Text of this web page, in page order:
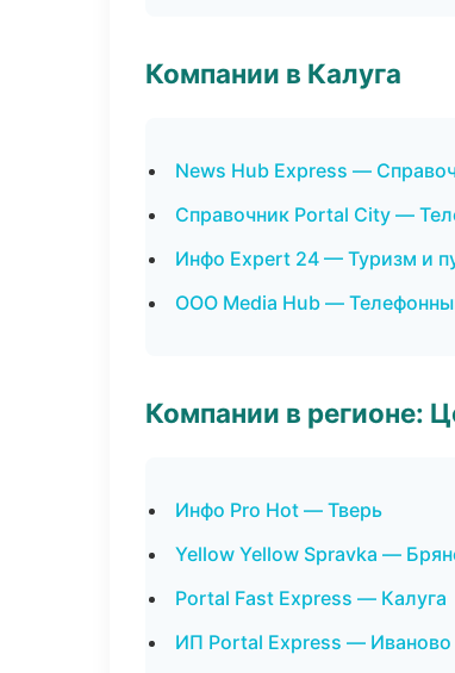
Компании в Калуга
News Hub Express —
Справочник Portal City —
Инфо Expert 24 — Туризм и
ООО Media Hub —
Компании в регионе:
Инфо Pro Hot — Тверь
Yellow Yellow Spravka —
Portal Fast Express — Калуга
ИП Portal Express — Иваново